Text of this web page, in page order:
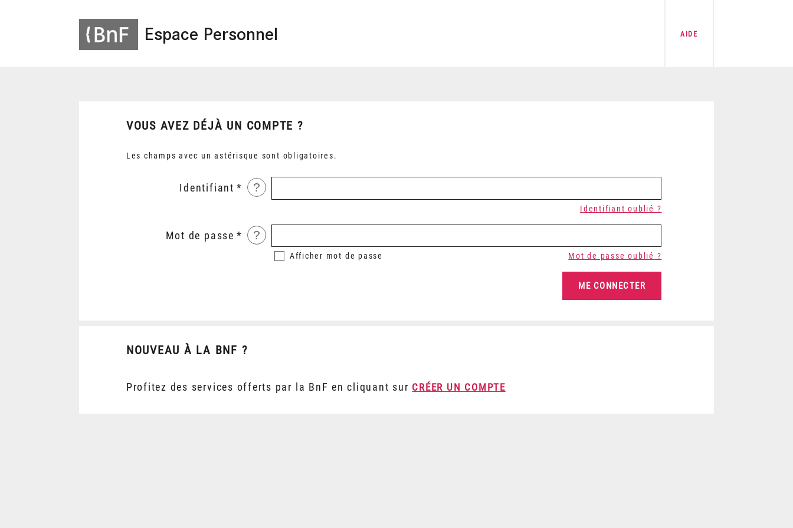
Espace Personnel AIDE
VOUS AVEZ DÉJÀ UN COMPTE ?
Les champs avec un astérisque sont obligatoires.
Identifiant ?
Identifiant oublié ?
Mot de passe ?
Afficher mot de passe Mot de passe oublié ?
NOUVEAU À LA BNF ?
Profitez des services offerts par la BnF en cliquant sur CRÉER UN COMPTE